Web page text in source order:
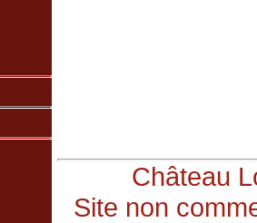
Château
Site non